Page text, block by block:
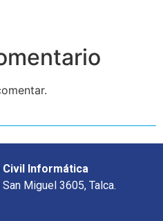
Civil Informática
Miguel 3605, Talca.